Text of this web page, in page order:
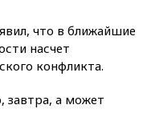
что в ближайшие
насчет
конфликта.
завтра, а может